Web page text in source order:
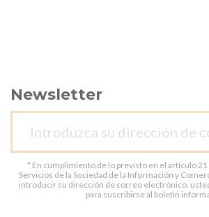
Newsletter
* En cumplimiento de lo previsto en el artículo
Servicios de la Sociedad de la Información y
introducir su dirección de correo electrónico,
para suscribirse al boletín